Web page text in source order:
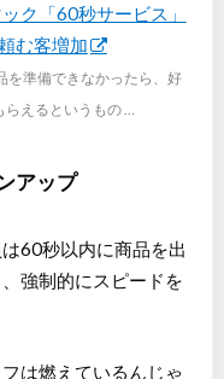
ク「60秒サービス」
む客増加
を準備できなかったら、好
えるというもの …
アップ
60秒以内に商品を出
強制的にスピードを
は燃えているんじゃ